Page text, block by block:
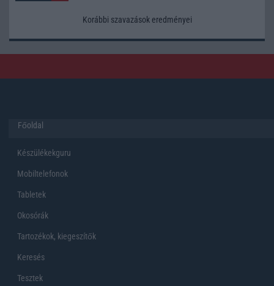
Korábbi szavazások eredményei
Főoldal
Készülékekguru
Mobiltelefonok
Tabletek
Okosórák
Tartozékok, kiegeszítők
Keresés
Tesztek